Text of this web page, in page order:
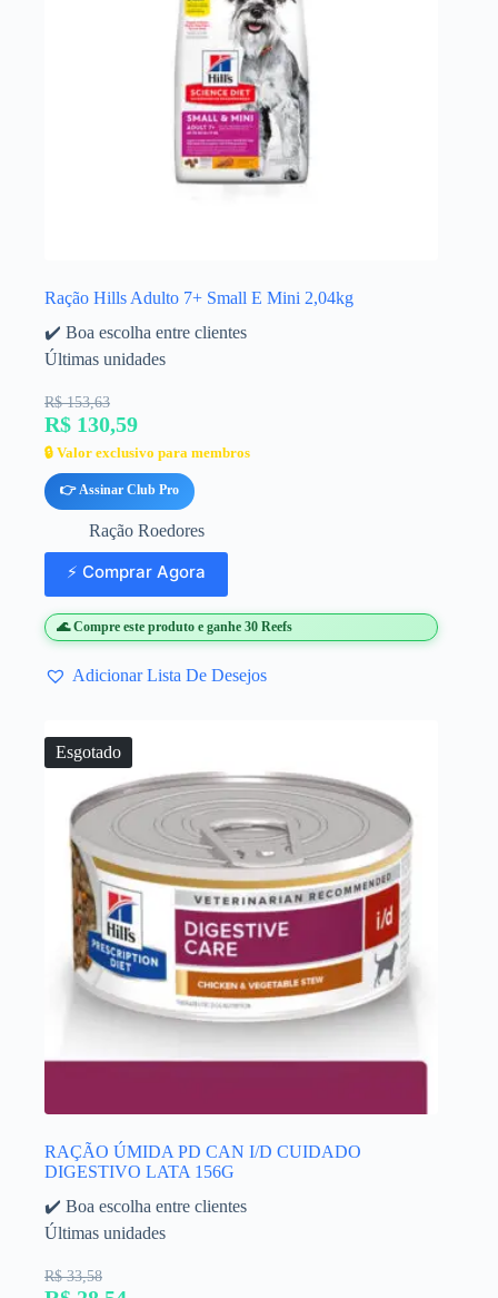
Ração Hills Adulto 7+ Small E Mini 2,04kg
✔️ Boa escolha entre clientes
Últimas unidades
R$ 153,63
R$ 130,59
🔒 Valor exclusivo para membros
👉 Assinar Club Pro
Ração Roedores
⚡ Comprar Agora
🌊 Compre este produto e ganhe 30 Reefs
Adicionar Lista De Desejos
Esgotado
RAÇÃO ÚMIDA PD CAN I/D CUIDADO
DIGESTIVO LATA 156G
✔️ Boa escolha entre clientes
Últimas unidades
R$ 33,58